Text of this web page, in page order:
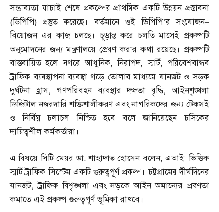
সম্ভাব্যতা যাচাই শেষে প্রকল্পের প্রাথমিক একটি উন্নয়ন প্রস্তাবনা
(ডিপিপি)প্রস্তুত করেছে। বর্তমানে ওই ডিপিপি’র সংযোজন–
বিয়োজন–এর কাজ চলছে। চূড়ান্ত করে চলতি মাসেই প্রকল্পটি
অনুমোদনের জন্য মন্ত্রণালয়ে প্রেরণ করার কথা রয়েছে। প্রকল্পটি
বাস্তবায়িত হলে নগরে আধুনিক,নিরাপদ,স্মার্ট, পরিবেশবান্ধব
ট্রাফিক ব্যবস্থাপনা ব্যবস্থা গড়ে তোলার মাধ্যমে যানজট ও সড়ক
দুর্ঘটনা হ্রাস, গণপরিবহন ব্যবস্থার দক্ষতা বৃদ্ধি,আইনশৃঙ্খলা
ডিজিটাল নজরদারি শক্তিশালীকরণ এবং নাগরিকদের জন্য টেকসই
ও নির্বিঘ্ন চলাচল নিশ্চিত হবে বলে জানিয়েছেন চসিকের
দায়িত্বশীল কর্মকর্তারা।
এ বিষয়ে সিটি মেয়র ডা.শাহাদাত হোসেন বলেন, এআই–ভিত্তিক
স্মার্ট ট্রাফিক সিস্টেম একটি গুরুত্বপূর্ণ প্রকল্প। চট্টগ্রামের দীর্ঘদিনের
যানজট,ট্রাফিক বিশৃঙ্খলা এবং সড়কে আইন অমান্যের প্রবণতা
কমাতে এই প্রকল্প গুরুত্বপূর্ণ ভূমিকা রাখবে।